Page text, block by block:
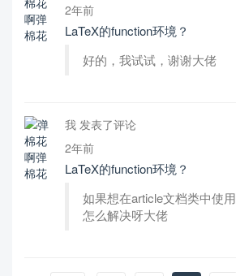
2年前
LaTeX的function环境？
好的，我试试，谢谢大佬
我 发表了评论
2年前
LaTeX的function环境？
如果想在article文档类中使
怎么解决呀大佬